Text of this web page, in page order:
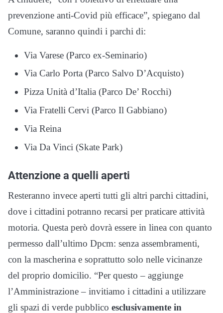
prevenzione anti-Covid più efficace”, spiegano dal
Comune, saranno quindi i parchi di:
Via Varese (Parco ex-Seminario)
Via Carlo Porta (Parco Salvo D’Acquisto)
Pizza Unità d’Italia (Parco De’ Rocchi)
Via Fratelli Cervi (Parco Il Gabbiano)
Via Reina
Via Da Vinci (Skate Park)
Attenzione a quelli aperti
Resteranno invece aperti tutti gli altri parchi cittadini,
dove i cittadini potranno recarsi per praticare attività
motoria. Questa però dovrà essere in linea con quanto
permesso dall’ultimo Dpcm: senza assembramenti,
con la mascherina e soprattutto solo nelle vicinanze
del proprio domicilio. “Per questo – aggiunge
l’Amministrazione – invitiamo i cittadini a utilizzare
gli spazi di verde pubblico esclusivamente in